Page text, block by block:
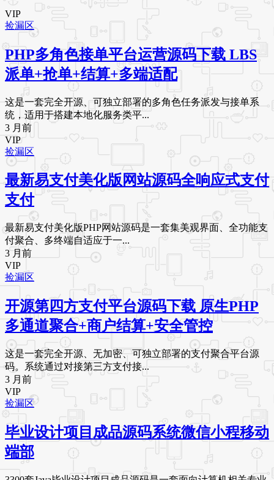
VIP
捡漏区
PHP多角色接单平台运营源码下载 LBS
派单+抢单+结算+多端适配
这是一套完全开源、可独立部署的多角色任务派发与接单系
统，适用于搭建本地化服务类平...
3 月前
VIP
捡漏区
最新易支付美化版网站源码全响应式支付
支付
最新易支付美化版PHP网站源码是一套集美观界面、全功能支
付聚合、多终端自适应于一...
3 月前
VIP
捡漏区
开源第四方支付平台源码下载 原生PHP
多通道聚合+商户结算+安全管控
这是一套完全开源、无加密、可独立部署的支付聚合平台源
码。系统通过对接第三方支付接...
3 月前
VIP
捡漏区
毕业设计项目成品源码系统微信小程移动
端部